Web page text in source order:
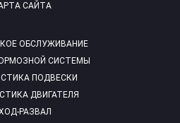
ОБСЛУЖИВАНИЕ
СИСТЕМЫ
ПОДВЕСКИ
ДВИГАТЕЛЯ
РАЗВАЛ
САЙТА